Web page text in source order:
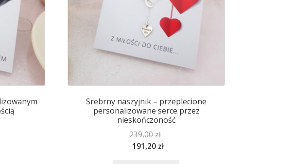
Srebrny naszyjnik – przeplecione
personalizowane serce przez
nieskończoność
239,00zł
191,20 zł